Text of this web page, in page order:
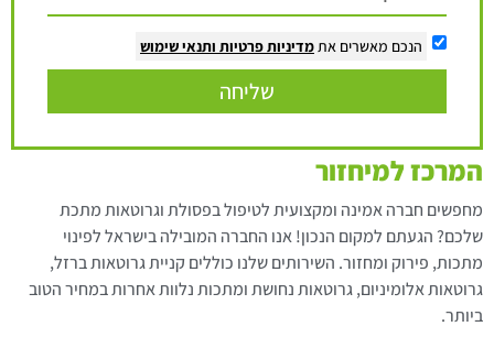
הנכם מאשרים אתמדיניות פרטיות ותנאי שימוש
שליחה
המרכז למיחזור
מחפשים חברה אמינה ומקצועית לטיפול בפסולת וגרוטאות מתכת
שלכם? הגעתם למקום הנכון! אנו החברה המובילה בישראל לפינוי
מתכות, פירוק ומחזור. השירותים שלנו כוללים קניית גרוטאות ברזל,
גרוטאות אלומיניום, גרוטאות נחושת ומתכות נלוות אחרות במחיר הטוב
ביותר.